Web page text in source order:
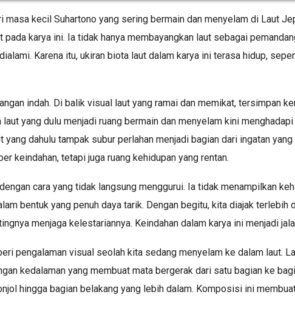
masa kecil Suhartono yang sering bermain dan menyelam di Laut
karya ini. Ia tidak hanya membayangkan laut sebagai
Karena itu, ukiran biota laut dalam karya ini terasa hidup,
indah. Di balik visual laut yang ramai dan memikat, tersimpan
yang dulu menjadi ruang bermain dan menyelam kini
yang dahulu tampak subur perlahan menjadi bagian dari ingatan
keindahan, tetapi juga ruang kehidupan yang rentan.
cara yang tidak langsung menggurui. Ia tidak menampilkan
bentuk yang penuh daya tarik. Dengan begitu, kita diajak terlebih
menjaga kelestariannya. Keindahan dalam karya ini menjadi
pengalaman visual seolah kita sedang menyelam ke dalam laut.
kedalaman yang membuat mata bergerak dari satu bagian ke
hingga bagian belakang yang lebih dalam. Komposisi ini